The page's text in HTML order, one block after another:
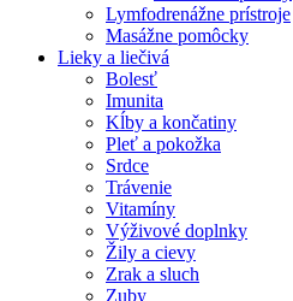
Lymfodrenážne prístroje
Masážne pomôcky
Lieky a liečivá
Bolesť
Imunita
Kĺby a končatiny
Pleť a pokožka
Srdce
Trávenie
Vitamíny
Výživové doplnky
Žily a cievy
Zrak a sluch
Zuby